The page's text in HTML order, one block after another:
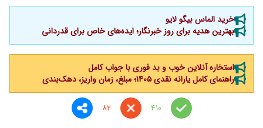
خرید الماس بیگو لایو
بهترین هدیه برای روز خبرنگار؛ ایده‌های خاص برای قدردانی
استخاره آنلاین خوب و بد فوری با جواب کامل
راهنمای کامل یارانه نقدی ۱۴۰۵؛ مبلغ، زمان واریز، دهک‌بندی
410
82